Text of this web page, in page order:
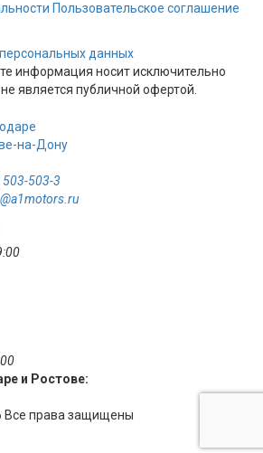
Пользовательское соглашение
данных
информация носит исключительно
является публичной офертой.
на-Дону
503-3
и Ростове:
Все права защищены